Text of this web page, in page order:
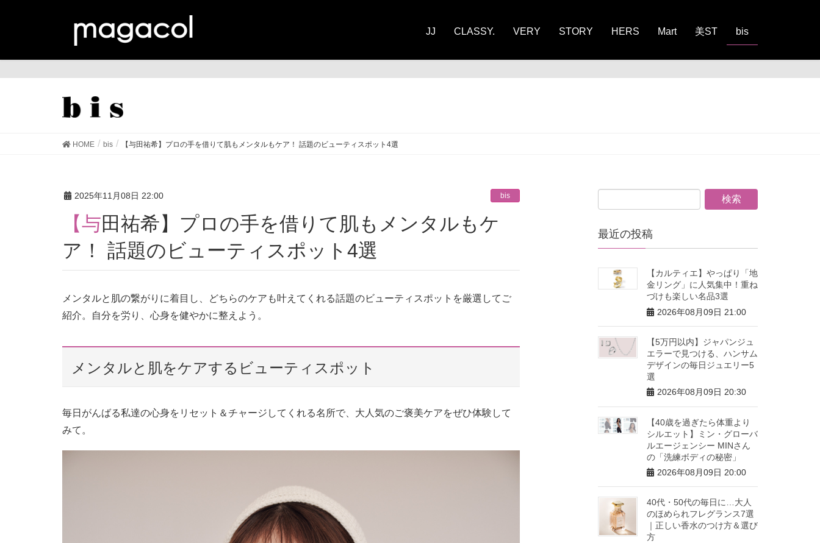
JJ CLASSY. VERY STORY HERS Mart 美ST bis
HOME bis 【与田祐希】プロの手を借りて肌もメンタルもケア！ 話題のビューティスポット4選
2025年11月08日 22:00 bis
【与田祐希】プロの手を借りて肌もメンタルもケ
ア！ 話題のビューティスポット4選
メンタルと肌の繋がりに着目し、どちらのケアも叶えてくれる話題のビューティスポットを厳選してご
紹介。自分を労り、心身を健やかに整えよう。
メンタルと肌をケアするビューティスポット
毎日がんばる私達の心身をリセット＆チャージしてくれる名所で、大人気のご褒美ケアをぜひ体験して
みて。
最近の投稿
【カルティエ】やっぱり「地
金リング」に人気集中！重ね
づけも楽しい名品3選
2026年08月09日 21:00
【5万円以内】ジャパンジュ
エラーで見つける、ハンサム
デザインの毎日ジュエリー5
選
2026年08月09日 20:30
【40歳を過ぎたら体重より
シルエット】ミン・グローバ
ルエージェンシー MINさん
の「洗練ボディの秘密」
2026年08月09日 20:00
40代・50代の毎日に…大人
のほめられフレグランス7選
｜正しい香水のつけ方＆選び
方